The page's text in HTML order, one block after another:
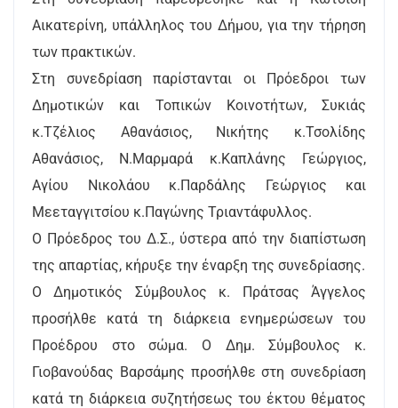
Αικατερίνη, υπάλληλος του Δήμου, για την τήρηση
των πρακτικών.
Στη συνεδρίαση παρίστανται οι Πρόεδροι των
Δημοτικών και Τοπικών Κοινοτήτων, Συκιάς
κ.Τζέλιος Αθανάσιος, Νικήτης κ.Τσολίδης
Αθανάσιος, Ν.Μαρμαρά κ.Καπλάνης Γεώργιος,
Αγίου Νικολάου κ.Παρδάλης Γεώργιος και
Μεεταγγιτσίου κ.Παγώνης Τριαντάφυλλος.
Ο Πρόεδρος του Δ.Σ., ύστερα από την διαπίστωση
της απαρτίας, κήρυξε την έναρξη της συνεδρίασης.
Ο Δημοτικός Σύμβουλος κ. Πράτσας Άγγελος
προσήλθε κατά τη διάρκεια ενημερώσεων του
Προέδρου στο σώμα. Ο Δημ. Σύμβουλος κ.
Γιοβανούδας Βαρσάμης προσήλθε στη συνεδρίαση
κατά τη διάρκεια συζητήσεως του έκτου θέματος